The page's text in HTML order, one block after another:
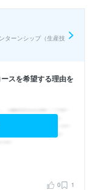
ーンの形式 : 職場・
ると思いました
ターンシップ（生産技
スを希望する理由を
0 1